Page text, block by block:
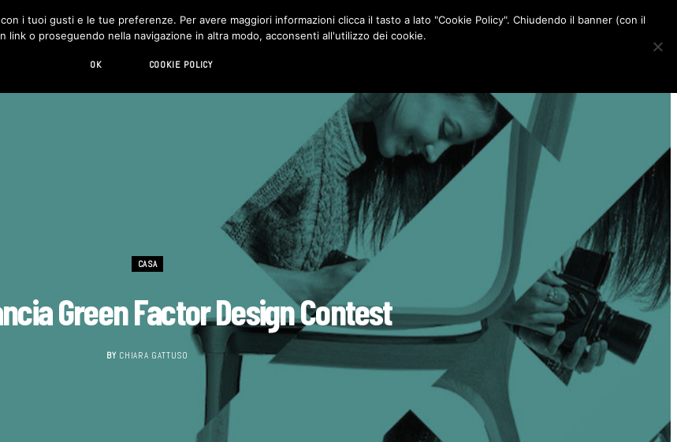
LIVING HI-TECH CHI SIAMO CONTATTI
o
k
g
r
d
CASA
Green Factor Design Contest
BY CHIARA GATTUSO
i tuoi gusti e le tue preferenze. Per avere maggiori informazioni clicca il tasto a lato "Cookie Policy". Chiudendo il banner (con il
link o proseguendo nella navigazione in altra modo, acconsenti all'utilizzo dei cookie.
OK COOKIE POLICY